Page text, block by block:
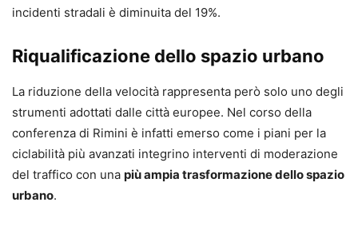
incidenti stradali è diminuita del 19%.
Riqualificazione dello spazio urbano
La riduzione della velocità rappresenta però solo uno degli
strumenti adottati dalle città europee. Nel corso della
conferenza di Rimini è infatti emerso come i piani per la
ciclabilità più avanzati integrino interventi di moderazione
del traffico con una più ampia trasformazione dello spazio
urbano.